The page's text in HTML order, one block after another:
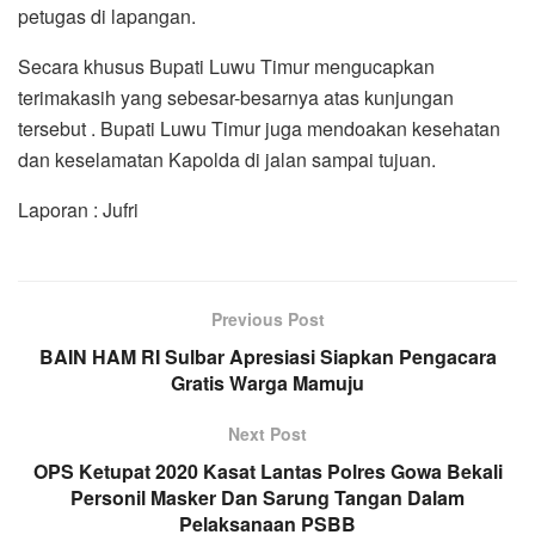
petugas di lapangan.
Secara khusus Bupati Luwu Timur mengucapkan
terimakasih yang sebesar-besarnya atas kunjungan
tersebut . Bupati Luwu Timur juga mendoakan kesehatan
dan keselamatan Kapolda di jalan sampai tujuan.
Laporan : Jufri
Previous Post
BAIN HAM RI Sulbar Apresiasi Siapkan Pengacara
Gratis Warga Mamuju
Next Post
OPS Ketupat 2020 Kasat Lantas Polres Gowa Bekali
Personil Masker Dan Sarung Tangan Dalam
Pelaksanaan PSBB